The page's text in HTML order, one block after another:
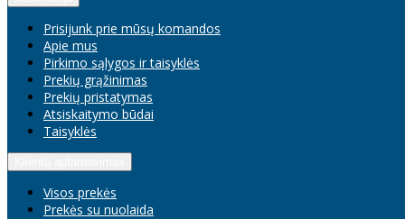
Prisijunk prie mūsų komandos
Apie mus
Pirkimo sąlygos ir taisyklės
Prekių grąžinimas
Prekių pristatymas
Atsiskaitymo būdai
Taisyklės
Visos prekės
Prekės su nuolaida